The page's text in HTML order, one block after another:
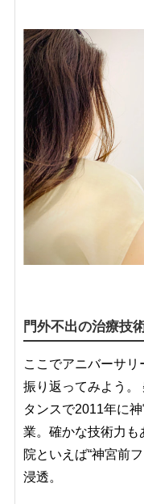
門外不出の治療技
ここでアニバーサ
振り返ってみよう。
タンスで2011年に
業。確かな技術力も
院といえば“神宮前
浸透。